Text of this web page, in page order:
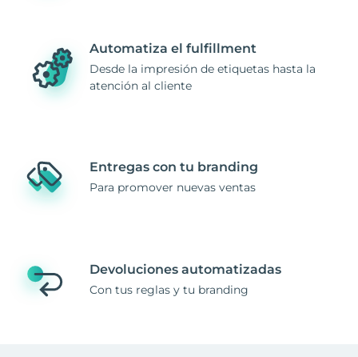
Automatiza el fulfillment
Desde la impresión de etiquetas hasta la
atención al cliente
Entregas con tu branding
Para promover nuevas ventas
Devoluciones automatizadas
Con tus reglas y tu branding